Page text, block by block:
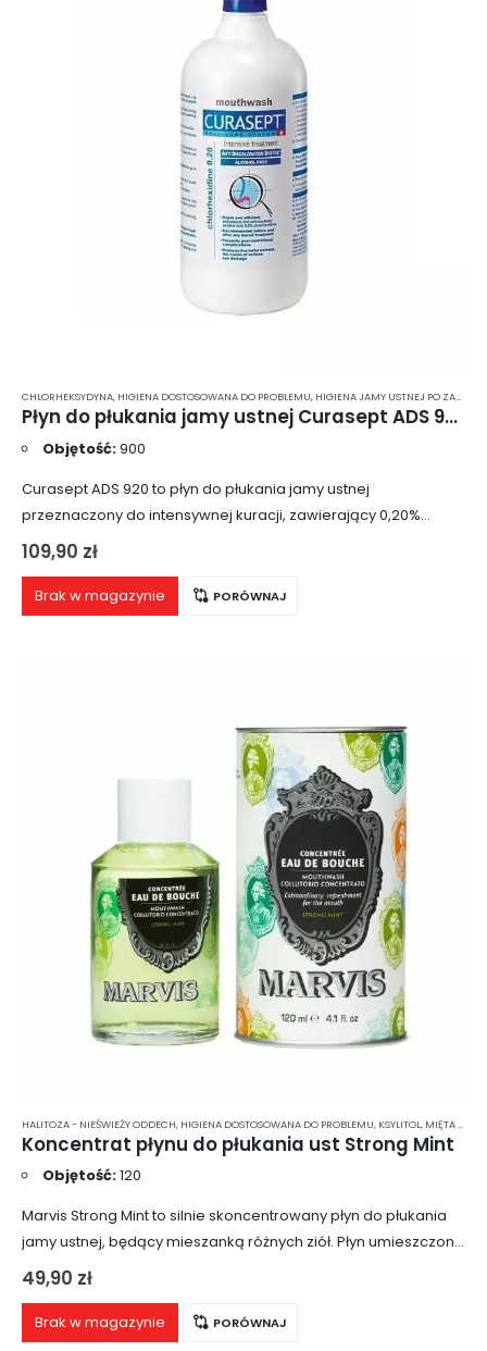
CHLORHEKSYDYNA, HIGIENA DOSTOSOWANA DO PROBLEMU, HIGIENA JAMY USTNEJ PO ZABIEGU CHIRURGICZNYM
Płyn do płukania jamy ustnej Curasept ADS 920 z chlorheksydyną 0.20% 900ml
Objętość:900
Curasept ADS 920 to płyn do płukania jamy ustnej
przeznaczony do intensywnej kuracji, zawierający 0,20%
chlorheksydyny. Produkt nie zawiera alkoholu, co czyni go
delikatnym dla błon śluzowych i minimalizuje ryzyko…
109,90 zł
Brak w magazynie PORÓWNAJ
HALITOZA - NIEŚWIEŻY ODDECH, HIGIENA DOSTOSOWANA DO PROBLEMU, KSYLITOL, MIĘTA PIEPRZOWA
Koncentrat płynu do płukania ust Strong Mint
Objętość:120
Marvis Strong Mint to silnie skoncentrowany płyn do płukania
jamy ustnej, będący mieszanką różnych ziół. Płyn umieszczony
jest w stylowym, wygodnym i niewielkim opakowaniu, idealnie
49,90 zł
Brak w magazynie PORÓWNAJ